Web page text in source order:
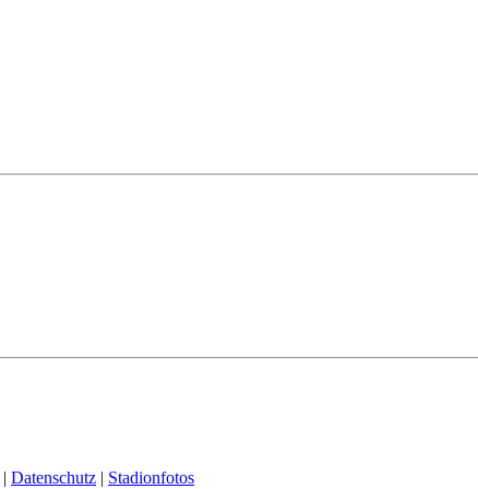
| Datenschutz | Stadionfotos